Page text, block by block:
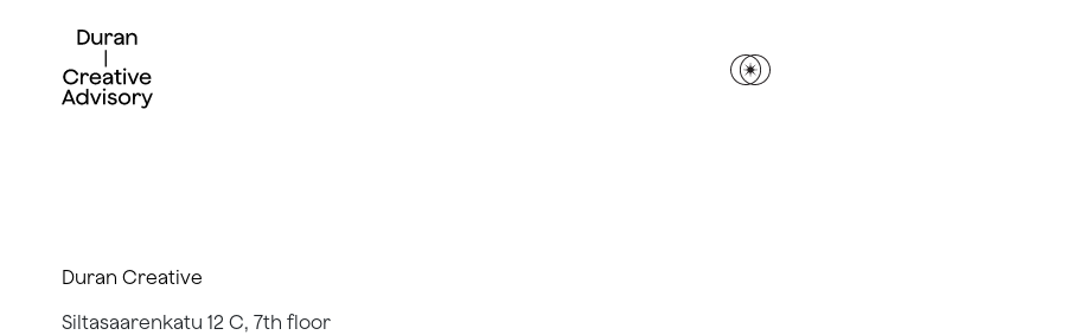
Duran Creative
Siltasaarenkatu 12 C, 7th floor